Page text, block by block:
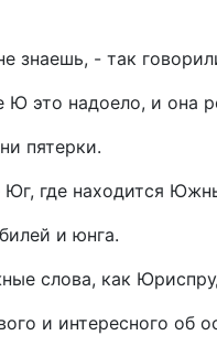
знаешь, - так
Ю это надоело, и она
пятерки.
Юг, где находится
и юнга.
слова, как
и интересного об